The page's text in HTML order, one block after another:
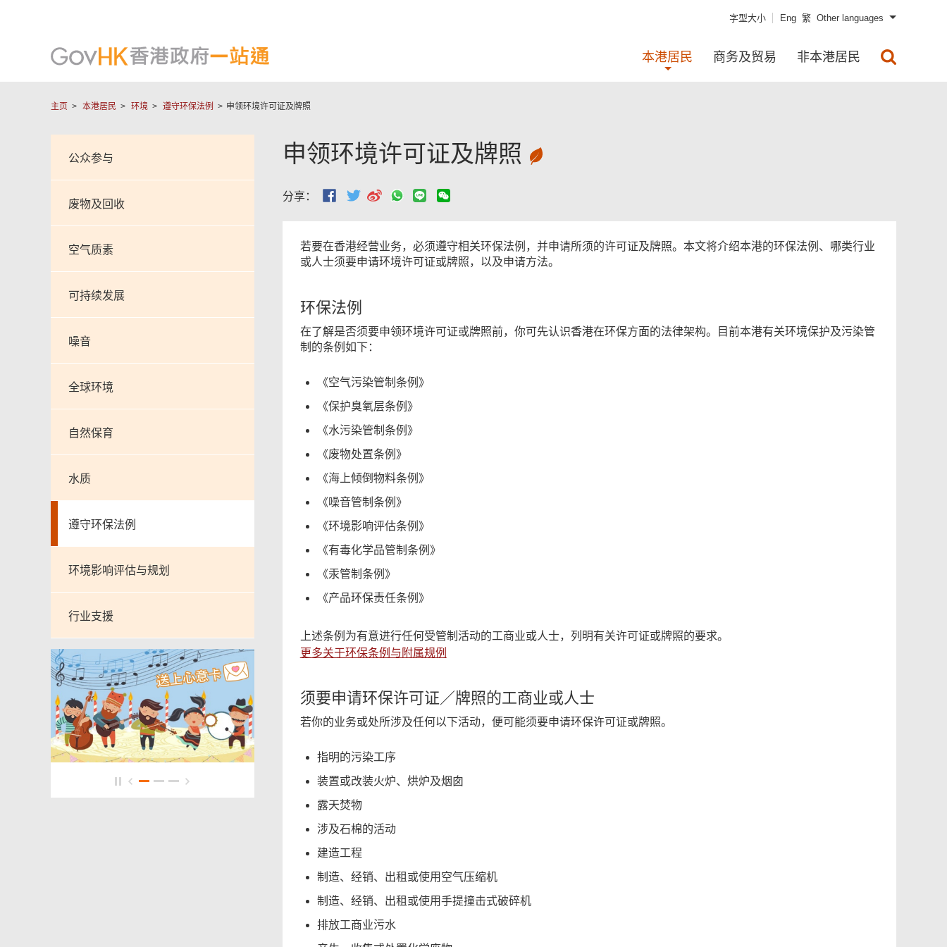
字型大小 Eng 繁 Other languages
本港居民 商务及贸易 非本港居民
主页 本港居民 环境 遵守环保法例 申领环境许可证及牌照
公众参与
废物及回收
空气质素
可持续发展
噪音
全球环境
自然保育
水质
遵守环保法例
环境影响评估与规划
行业支援
申领环境许可证及牌照
分享：
若要在香港经营业务，必须遵守相关环保法例，并申请所须的许可证及牌照。本文将介绍本港的环保法例、哪类行业
或人士须要申请环境许可证或牌照，以及申请方法。
环保法例
在了解是否须要申领环境许可证或牌照前，你可先认识香港在环保方面的法律架构。目前本港有关环境保护及污染管
制的条例如下：
《空气污染管制条例》
《保护臭氧层条例》
《水污染管制条例》
《废物处置条例》
《海上倾倒物料条例》
《噪音管制条例》
《环境影响评估条例》
《有毒化学品管制条例》
《汞管制条例》
《产品环保责任条例》
上述条例为有意进行任何受管制活动的工商业或人士，列明有关许可证或牌照的要求。
更多关于环保条例与附属规例
须要申请环保许可证／牌照的工商业或人士
若你的业务或处所涉及任何以下活动，便可能须要申请环保许可证或牌照。
指明的污染工序
装置或改装火炉、烘炉及烟囱
露天焚物
涉及石棉的活动
建造工程
制造、经销、出租或使用空气压缩机
制造、经销、出租或使用手提撞击式破碎机
排放工商业污水